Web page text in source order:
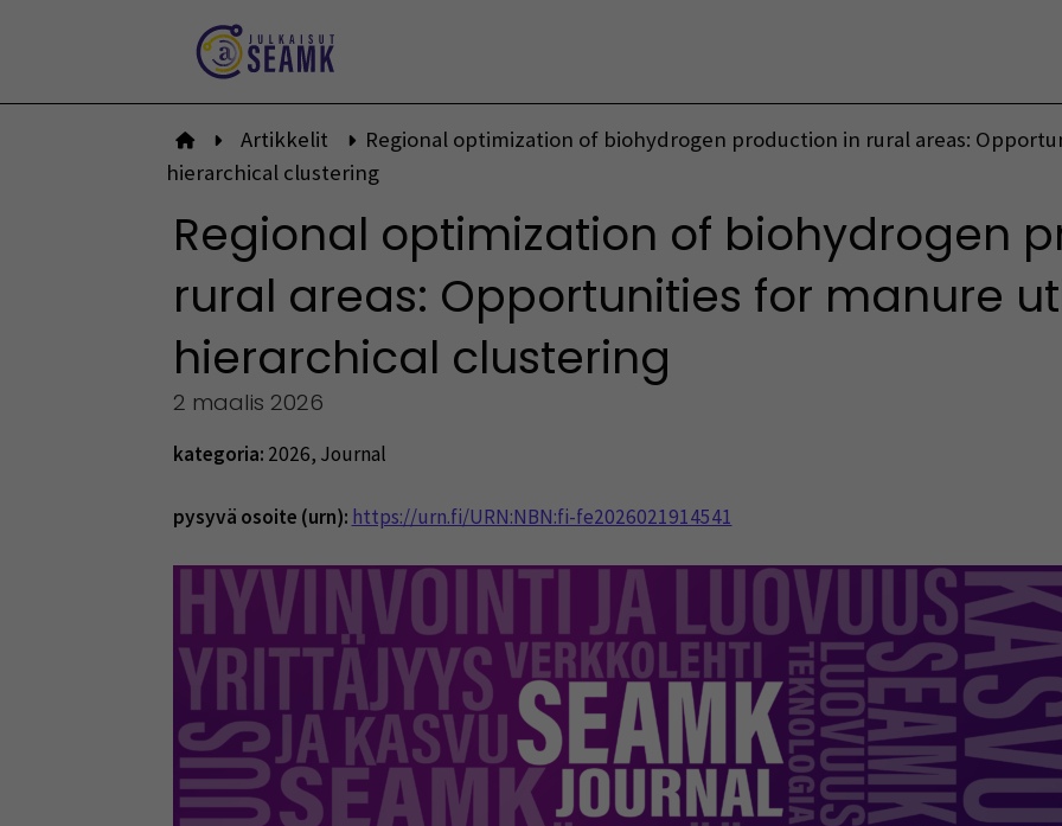
Etusivulle
Artikkelit
Regional optimization of biohydrogen production in rural areas:
hierarchical clustering
Regional optimization of biohydrogen
rural areas: Opportunities for manure
hierarchical clustering
2 maalis 2026
kategoria: 2026, Journal
pysyvä osoite (urn): https://urn.fi/URN:NBN:fi-fe2026021914541